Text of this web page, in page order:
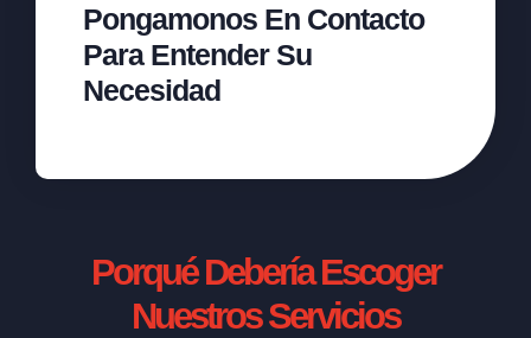
Pongamonos En Contacto
Para Entender Su
Necesidad
Porqué Debería Escoger
Nuestros Servicios